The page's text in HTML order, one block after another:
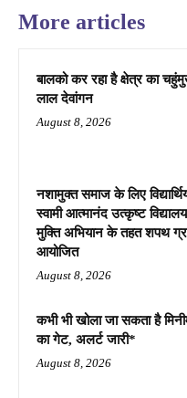
More articles
बालको कर रहा है क्षेत्र का
लाल देवांगन
August 8, 2026
नशामुक्त समाज के लिए
स्वामी आत्मानंद उत्कृष्ट
मुक्ति अभियान के तहत शपथ
आयोजित
August 8, 2026
कभी भी खोला जा सकता है
का गेट, अलर्ट जारी*
August 8, 2026